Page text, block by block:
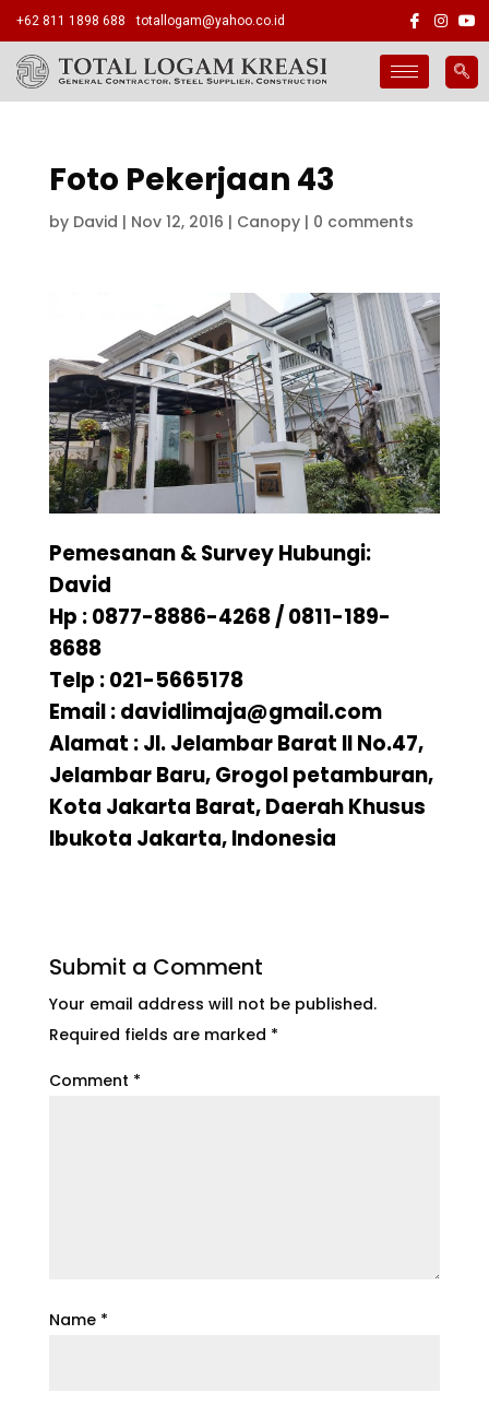
+62 811 1898 688 totallogam@yahoo.co.id
Foto Pekerjaan 43
by David | Nov 12, 2016 | Canopy| 0 comments
Pemesanan & Survey Hubungi:
David
Hp : 0877-8886-4268 / 0811-189-
8688
Telp : 021-5665178
Email : davidlimaja@gmail.com
Alamat : Jl. Jelambar Barat II No.47,
Jelambar Baru, Grogol petamburan,
Kota Jakarta Barat, Daerah Khusus
Ibukota Jakarta, Indonesia
Submit a Comment
Your email address will not be published.
Required fields are marked *
Comment *
Name *